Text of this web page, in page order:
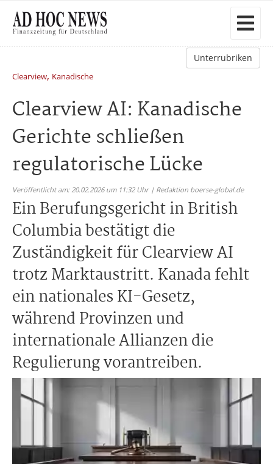
Unterrubriken
Clearview, Kanadische
Clearview AI: Kanadische
Gerichte schließen
regulatorische Lücke
Veröffentlicht am: 20.02.2026 um 11:32 Uhr | Redaktion boerse-global.de
Ein Berufungsgericht in British
Columbia bestätigt die
Zuständigkeit für Clearview AI
trotz Marktaustritt. Kanada fehlt
ein nationales KI-Gesetz,
während Provinzen und
internationale Allianzen die
Regulierung vorantreiben.